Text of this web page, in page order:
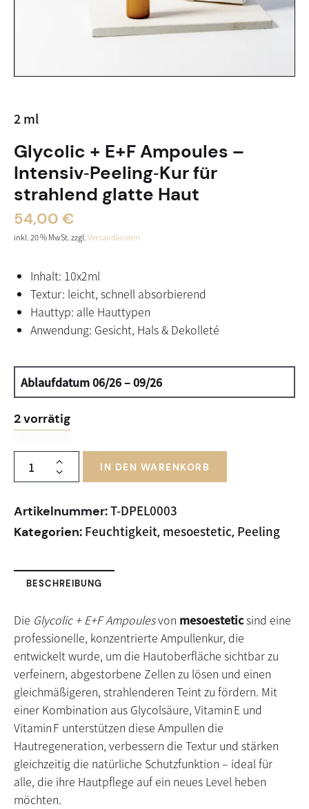
2ml
Glycolic + E+F Ampoules –
Intensiv‑Peeling‑Kur für
strahlend glatte Haut
54,00 €
inkl. 20 % MwSt.zzgl.Versandkosten
Inhalt: 10x2ml
Textur: leicht, schnell absorbierend
Hauttyp: alle Hauttypen
Anwendung: Gesicht, Hals & Dekolleté
Ablaufdatum 06/26 – 09/26
2 vorrätig
IN DEN WARENKORB
Artikelnummer:T-DPEL0003
Kategorien: Feuchtigkeit, mesoestetic, Peeling
BESCHREIBUNG
Die Glycolic + E+F Ampoulesvon mesoesteticsind eine
professionelle, konzentrierte Ampullenkur, die
entwickelt wurde, um die Hautoberfläche sichtbar zu
verfeinern, abgestorbene Zellen zu lösen und einen
gleichmäßigeren, strahlenderen Teint zu fördern. Mit
einer Kombination aus Glycolsäure, Vitamin E und
Vitamin F unterstützen diese Ampullen die
Hautregeneration, verbessern die Textur und stärken
gleichzeitig die natürliche Schutzfunktion – ideal für
alle, die ihre Hautpflege auf ein neues Level heben
möchten.